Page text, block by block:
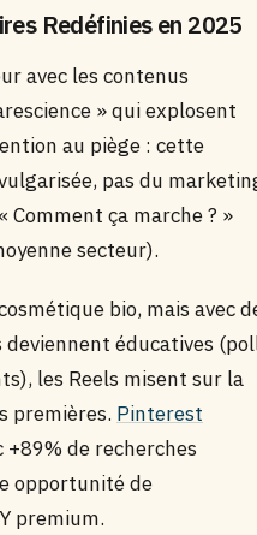
Redéfinies en 2025
avec les contenus
» qui explosent
au piège : cette
pas du
Comment ça marche ? »
secteur).
bio, mais avec
deviennent éducatives
les Reels misent sur la
premières. Pinterest
de recherches
opportunité de
premium.